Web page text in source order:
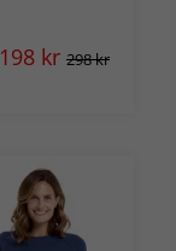
198 kr 298 kr